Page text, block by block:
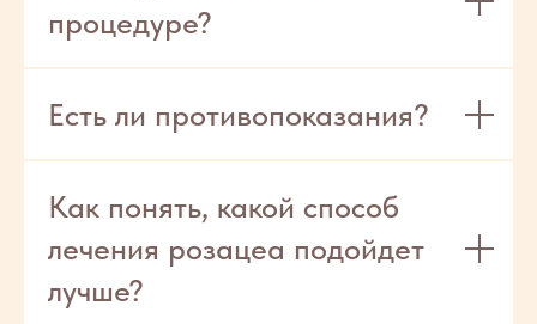
онлайн
процедуре?
Есть ли противопоказания?
Как понять, какой способ
лечения розацеа подойдет
лучше?